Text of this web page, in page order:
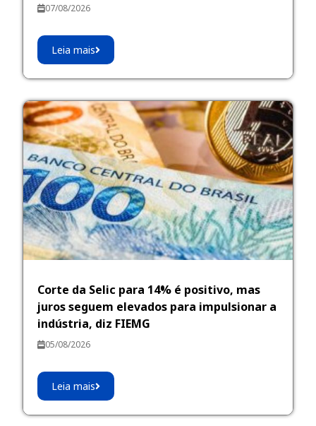
07/08/2026
Leia mais
Corte da Selic para 14% é positivo, mas
juros seguem elevados para impulsionar a
indústria, diz FIEMG
05/08/2026
Leia mais